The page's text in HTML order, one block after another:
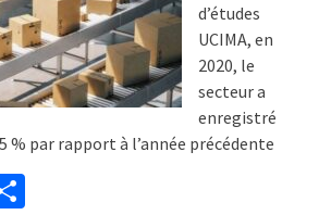
d’études
UCIMA, en
2020, le
secteur a
enregistré
% par rapport à l’année précédente
Partager